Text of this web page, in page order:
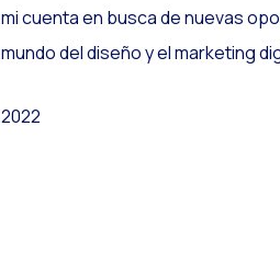
mi cuenta en busca de nuevas
mundo del diseño y el marketing
2022